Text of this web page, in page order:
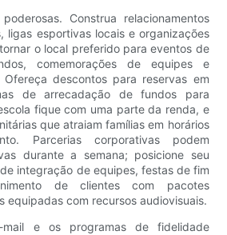
Construa relacionamentos
ligas esportivas locais e organizações
o local preferido para eventos de
comemorações de equipes e
Ofereça descontos para reservas em
de arrecadação de fundos para
fique com uma parte da renda, e
que atraiam famílias em horários
Parcerias corporativas podem
durante a semana; posicione seu
integração de equipes, festas de fim
de clientes com pacotes
equipadas com recursos audiovisuais.
e os programas de fidelidade